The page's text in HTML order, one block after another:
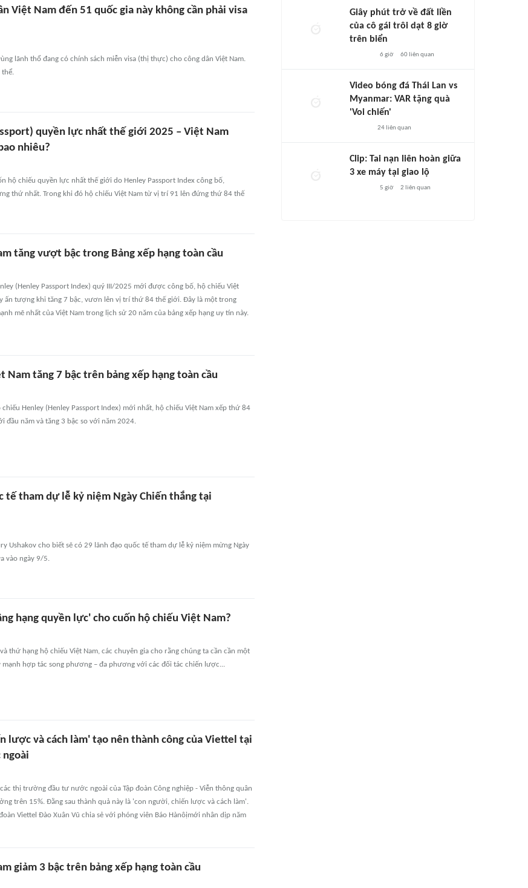
Việt Nam đến 51 quốc gia này không cần phải visa
lãnh thổ đang có chính sách miễn visa (thị thực) cho công dân Việt Nam.
thể.
quyền lực nhất thế giới 2025 – Việt Nam
nhiêu?
hộ chiếu quyền lực nhất thế giới do Henley Passport Index công bố,
thứ nhất. Trong khi đó hộ chiếu Việt Nam từ vị trí 91 lên đứng thứ 84 thế
tăng vượt bậc trong Bảng xếp hạng toàn cầu
(Henley Passport Index) quý III/2025 mới được công bố, hộ chiếu Việt
ấn tượng khi tăng 7 bậc, vươn lên vị trí thứ 84 thế giới. Đây là một trong
mẽ nhất của Việt Nam trong lịch sử 20 năm của bảng xếp hạng uy tín này.
Nam tăng 7 bậc trên bảng xếp hạng toàn cầu
chiếu Henley (Henley Passport Index) mới nhất, hộ chiếu Việt Nam xếp thứ 84
đầu năm và tăng 3 bậc so với năm 2024.
tế tham dự lễ kỷ niệm Ngày Chiến thắng tại
Ushakov cho biết sẽ có 29 lãnh đạo quốc tế tham dự lễ kỷ niệm mừng Ngày
vào ngày 9/5.
hạng quyền lực' cho cuốn hộ chiếu Việt Nam?
thứ hạng hộ chiếu Việt Nam, các chuyên gia cho rằng chúng ta cần cần một
hợp tác song phương – đa phương với các đối tác chiến lược...
lược và cách làm' tạo nên thành công của Viettel tại
thị trường đầu tư nước ngoài của Tập đoàn Công nghiệp - Viễn thông quân
trên 15%. Đằng sau thành quả này là 'con người, chiến lược và cách làm'.
Viettel Đào Xuân Vũ chia sẻ với phóng viên Báo Hànôịmới nhân dịp năm
giảm 3 bậc trên bảng xếp hạng toàn cầu
Giây phút trở về đất liền
của cô gái trôi dạt 8 giờ
trên biển
6 giờ 60liên quan
Video bóng đá Thái Lan vs
Myanmar: VAR tặng quà
'Voi chiến'
24liên quan
Clip: Tai nạn liên hoàn giữa
3 xe máy tại giao lộ
5 giờ 2 liên quan